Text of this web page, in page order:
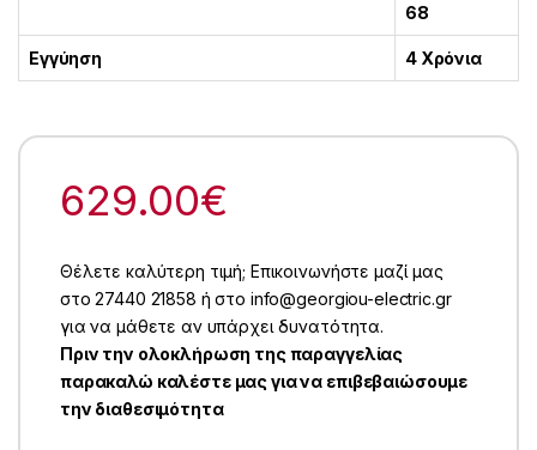
68
Εγγύηση 4 Χρόνια
629.00€
Θέλετε καλύτερη τιμή; Επικοινωνήστε μαζί μας
στο 27440 21858 ή στο info@georgiou-electric.gr
για να μάθετε αν υπάρχει δυνατότητα.
Πριν την ολοκλήρωση της παραγγελίας
παρακαλώ καλέστε μας για να επιβεβαιώσουμε
την διαθεσιμότητα